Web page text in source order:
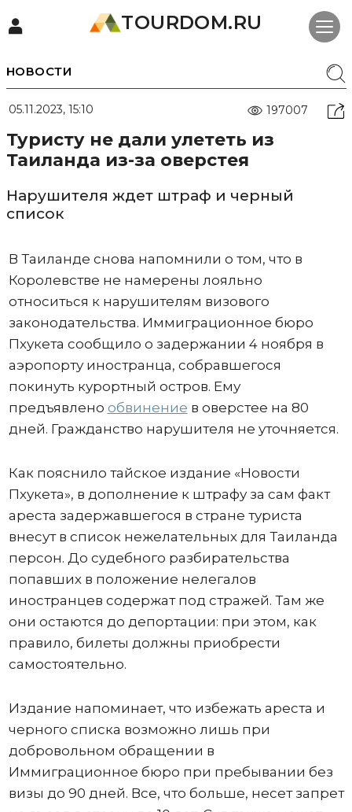
TOURDOM.RU
НОВОСТИ
05.11.2023, 15:10 197007
Туристу не дали улететь из
Таиланда из-за оверстея
Нарушителя ждет штраф и черный
список
В Таиланде снова напомнили о том, что в
Королевстве не намерены лояльно
относиться к нарушителям визового
законодательства. Иммиграционное бюро
Пхукета сообщило о задержании 4 ноября в
аэропорту иностранца, собравшегося
покинуть курортный остров. Ему
предъявлено обвинение в оверстее на 80
дней. Гражданство нарушителя не уточняется.
Как пояснило тайское издание «Новости
Пхукета», в дополнение к штрафу за сам факт
ареста задержавшегося в стране туриста
внесут в список нежелательных для Таиланда
персон. До судебного разбирательства
попавших в положение нелегалов
иностранцев содержат под стражей. Там же
они остаются до депортации: при этом, как
правило, билеты должны приобрести
самостоятельно.
Издание напоминает, что избежать ареста и
черного списка возможно лишь при
добровольном обращении в
Иммиграционное бюро при пребывании без
визы до 90 дней. Все, что больше, несет запрет